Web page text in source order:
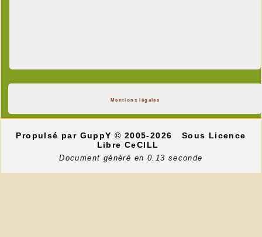
Mentions légales
Propulsé par GuppY© 2005-2026
Sous Licence
Libre CeCILL
Document généré en 0.13 seconde